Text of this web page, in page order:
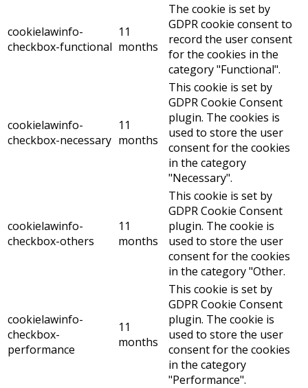
cookielawinfo-
checkbox-functional
11
months
The cookie is set by
GDPR cookie consent to
record the user consent
for the cookies in the
category "Functional".
cookielawinfo-
checkbox-necessary
11
months
This cookie is set by
GDPR Cookie Consent
plugin. The cookies is
used to store the user
consent for the cookies
in the category
"Necessary".
cookielawinfo-
checkbox-others
11
months
This cookie is set by
GDPR Cookie Consent
plugin. The cookie is
used to store the user
consent for the cookies
in the category "Other.
cookielawinfo-
checkbox-
performance
11
months
This cookie is set by
GDPR Cookie Consent
plugin. The cookie is
used to store the user
consent for the cookies
in the category
"Performance".